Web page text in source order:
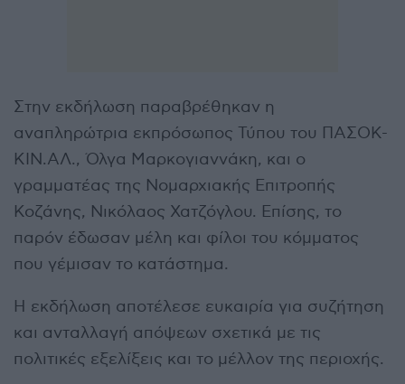
Στην εκδήλωση παραβρέθηκαν η
αναπληρώτρια εκπρόσωπος Τύπου του ΠΑΣΟΚ-
ΚΙΝ.ΑΛ., Όλγα Μαρκογιαννάκη, και ο
γραμματέας της Νομαρχιακής Επιτροπής
Κοζάνης, Νικόλαος Χατζόγλου. Επίσης, το
παρόν έδωσαν μέλη και φίλοι του κόμματος
που γέμισαν το κατάστημα.
Η εκδήλωση αποτέλεσε ευκαιρία για συζήτηση
και ανταλλαγή απόψεων σχετικά με τις
πολιτικές εξελίξεις και το μέλλον της περιοχής.